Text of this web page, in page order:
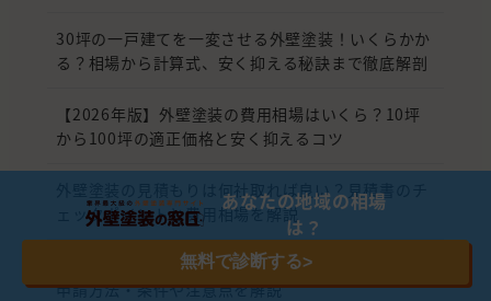
30坪の一戸建てを一変させる外壁塗装！いくらかか
る？相場から計算式、安く抑える秘訣まで徹底解剖
【2026年版】外壁塗装の費用相場はいくら？10坪
から100坪の適正価格と安く抑えるコツ
外壁塗装の見積もりは何社取れば良い？見積書のチ
ェックポイントと費用相場を解説
【2026年最新】外壁塗装の助成金・補助金まとめ｜
申請方法・条件や注意点を解説
あなたの地域の相場
は？
無料で診断する>